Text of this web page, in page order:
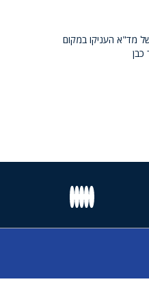
מד"א העניקו במקום
כבן